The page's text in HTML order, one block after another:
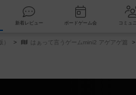
ス 検索 新着レビュー ボードゲーム会
はぁって言うゲームmini2 アゲアゲ篇